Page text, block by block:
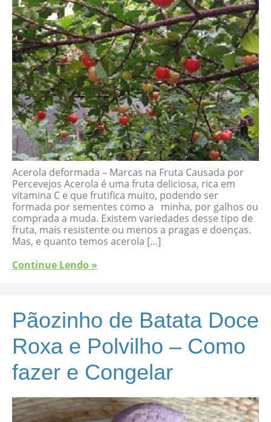
Acerola deformada – Marcas na Fruta Causada por
Percevejos Acerola é uma fruta deliciosa, rica em
vitamina C e que frutifica muito, podendo ser
formada por sementes como a minha, por galhos ou
comprada a muda. Existem variedades desse tipo de
fruta, mais resistente ou menos a pragas e doenças.
Mas, e quanto temos acerola […]
Continue Lendo »
Pãozinho de Batata Doce
Roxa e Polvilho – Como
fazer e Congelar